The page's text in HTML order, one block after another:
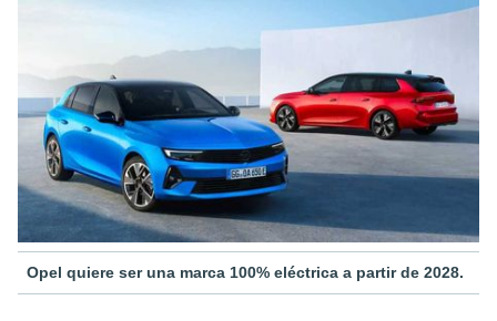
Opel quiere ser una marca 100% eléctrica a partir de 2028.